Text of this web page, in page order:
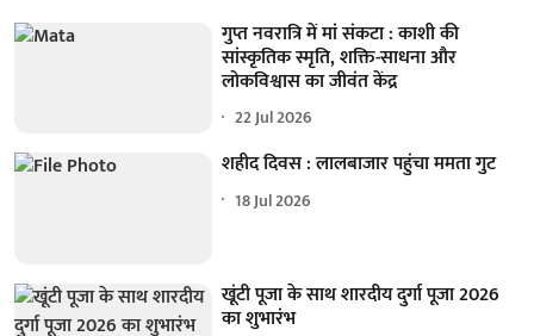
गुप्त नवरात्रि में मां संकटा : काशी की
सांस्कृतिक स्मृति, शक्ति-साधना और
लोकविश्वास का जीवंत केंद्र
22 Jul 2026
शहीद दिवस : लालबाजार पहुंचा ममता गुट
18 Jul 2026
खूंटी पूजा के साथ शारदीय दुर्गा पूजा 2026
का शुभारंभ